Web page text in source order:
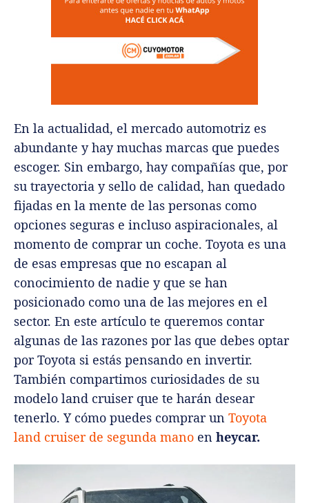
En la actualidad, el mercado automotriz es
abundante y hay muchas marcas que puedes
escoger. Sin embargo, hay compañías que, por
su trayectoria y sello de calidad, han quedado
fijadas en la mente de las personas como
opciones seguras e incluso aspiracionales, al
momento de comprar un coche. Toyota es una
de esas empresas que no escapan al
conocimiento de nadie y que se han
posicionado como una de las mejores en el
sector. En este artículo te queremos contar
algunas de las razones por las que debes optar
por Toyota si estás pensando en invertir.
También compartimos curiosidades de su
modelo land cruiser que te harán desear
tenerlo. Y cómo puedes comprar un Toyota
land cruiser de segunda mano en heycar.